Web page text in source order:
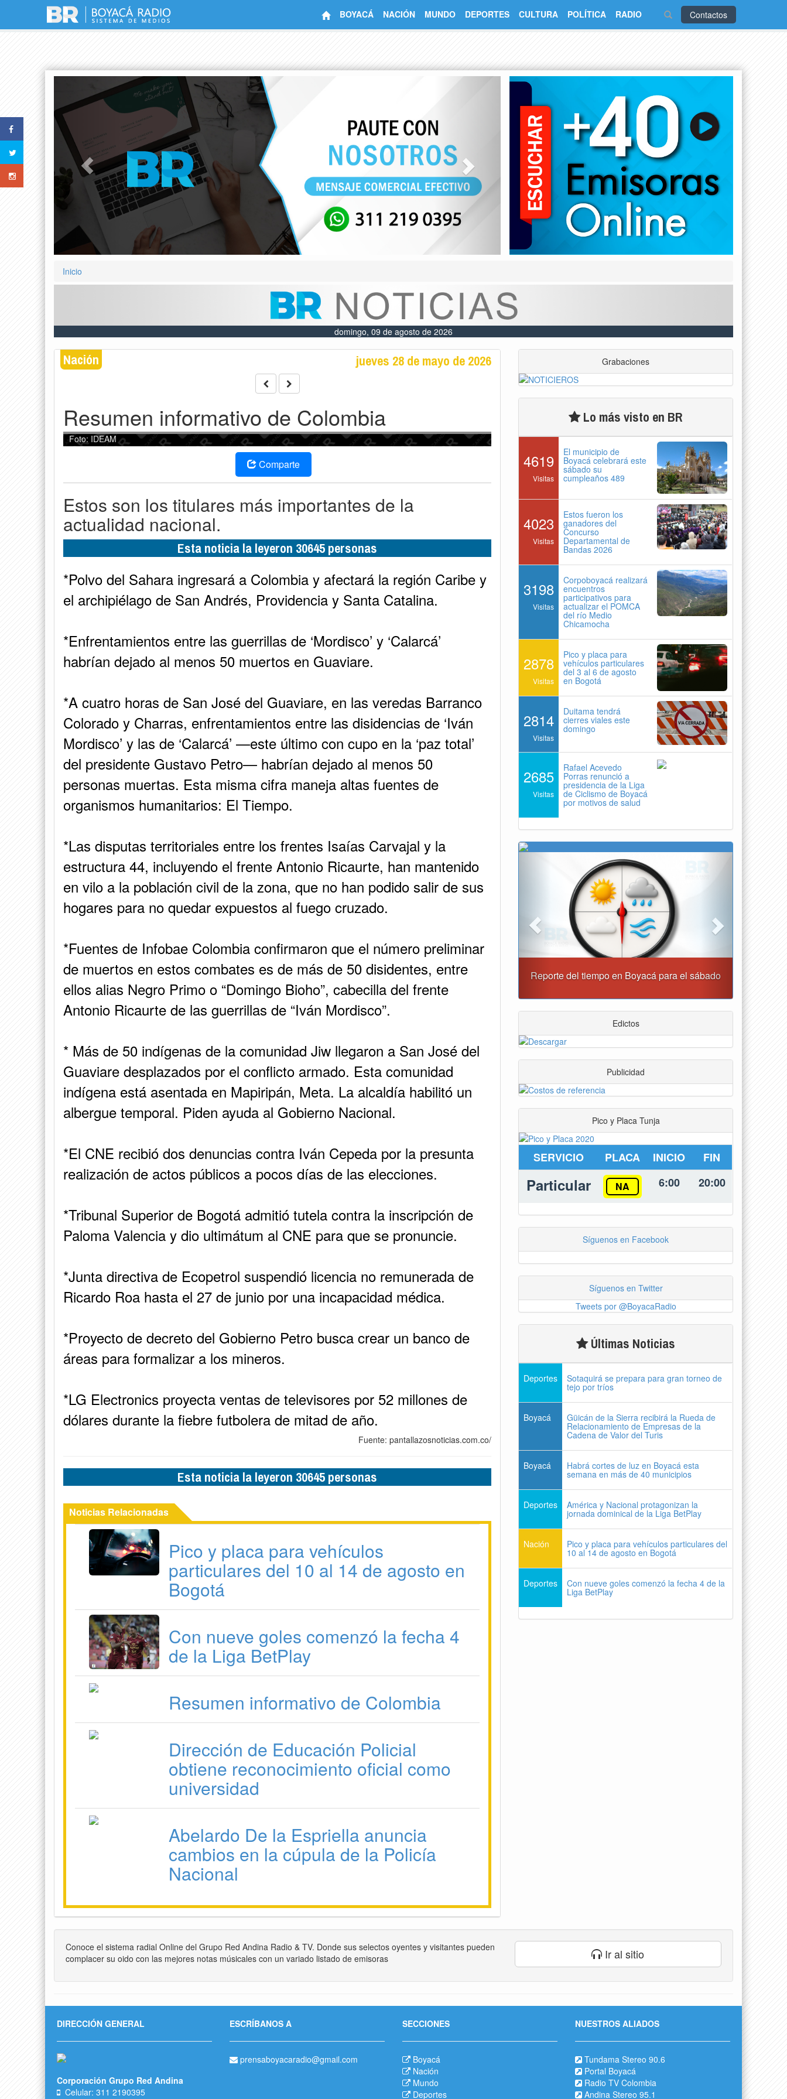
Contactos
BOYACÁ NACIÓN MUNDO DEPORTES CULTURA POLÍTICA RADIO
Previous
Inicio
domingo, 09 de agosto de 2026
Nación jueves 28 de mayo de 2026
Resumen informativo de Colombia
Foto: IDEAM
Comparte
Estos son los titulares más importantes de la
actualidad nacional.
Esta noticia la leyeron 30645 personas
*Polvo del Sahara ingresará a Colombia y afectará la región Caribe y
el archipiélago de San Andrés, Providencia y Santa Catalina.
*Enfrentamientos entre las guerrillas de ‘Mordisco’ y ‘Calarcá’
habrían dejado al menos 50 muertos en Guaviare.
*A cuatro horas de San José del Guaviare, en las veredas Barranco
Colorado y Charras, enfrentamientos entre las disidencias de ‘Iván
Mordisco’ y las de ‘Calarcá’ —este último con cupo en la ‘paz total’
del presidente Gustavo Petro— habrían dejado al menos 50
personas muertas. Esta misma cifra maneja altas fuentes de
organismos humanitarios: El Tiempo.
*Las disputas territoriales entre los frentes Isaías Carvajal y la
estructura 44, incluyendo el frente Antonio Ricaurte, han mantenido
en vilo a la población civil de la zona, que no han podido salir de sus
hogares para no quedar expuestos al fuego cruzado.
*Fuentes de Infobae Colombia confirmaron que el número preliminar
de muertos en estos combates es de más de 50 disidentes, entre
ellos alias Negro Primo o “Domingo Bioho”, cabecilla del frente
Antonio Ricaurte de las guerrillas de “Iván Mordisco”.
* Más de 50 indígenas de la comunidad Jiw llegaron a San José del
Guaviare desplazados por el conflicto armado. Esta comunidad
indígena está asentada en Mapiripán, Meta. La alcaldía habilitó un
albergue temporal. Piden ayuda al Gobierno Nacional.
*El CNE recibió dos denuncias contra Iván Cepeda por la presunta
realización de actos públicos a pocos días de las elecciones.
*Tribunal Superior de Bogotá admitió tutela contra la inscripción de
Paloma Valencia y dio ultimátum al CNE para que se pronuncie.
*Junta directiva de Ecopetrol suspendió licencia no remunerada de
Ricardo Roa hasta el 27 de junio por una incapacidad médica.
*Proyecto de decreto del Gobierno Petro busca crear un banco de
áreas para formalizar a los mineros.
*LG Electronics proyecta ventas de televisores por 52 millones de
dólares durante la fiebre futbolera de mitad de año.
Fuente: pantallazosnoticias.com.co/
Esta noticia la leyeron 30645 personas
Noticias Relacionadas
Pico y placa para vehículos
particulares del 10 al 14 de agosto en
Bogotá
Con nueve goles comenzó la fecha 4
de la Liga BetPlay
Resumen informativo de Colombia
Dirección de Educación Policial
obtiene reconocimiento oficial como
universidad
Abelardo De la Espriella anuncia
cambios en la cúpula de la Policía
Nacional
Grabaciones
Lo más visto en BR
4619
Visitas
El municipio de
Boyacá celebrará este
sábado su
cumpleaños 489
4023
Visitas
Estos fueron los
ganadores del
Concurso
Departamental de
Bandas 2026
3198
Visitas
Corpoboyacá realizará
encuentros
participativos para
actualizar el POMCA
del río Medio
Chicamocha
2878
Visitas
Pico y placa para
vehículos particulares
del 3 al 6 de agosto
en Bogotá
2814
Visitas
Duitama tendrá
cierres viales este
domingo
2685
Visitas
Rafael Acevedo
Porras renunció a
presidencia de la Liga
de Ciclismo de Boyacá
por motivos de salud
Reporte del tiempo en Boyacá para el sábado
Alcaldía de Tunja y Gobernación de Boyacá
Moniquirá
Edictos
Publicidad
Pico y Placa Tunja
SERVICIO PLACA INICIO FIN
Particular NA 6:00 20:00
Síguenos en Facebook
Síguenos en Twitter
Tweets por @BoyacaRadio
Últimas Noticias
Deportes Sotaquirá se prepara para gran torneo de
tejo por tríos
Boyacá Güicán de la Sierra recibirá la Rueda de
Relacionamiento de Empresas de la
Cadena de Valor del Turis
Boyacá Habrá cortes de luz en Boyacá esta
semana en más de 40 municipios
Deportes América y Nacional protagonizan la
jornada dominical de la Liga BetPlay
Nación Pico y placa para vehículos particulares del
10 al 14 de agosto en Bogotá
Deportes Con nueve goles comenzó la fecha 4 de la
Liga BetPlay
Conoce el sistema radial Online del Grupo Red Andina Radio & TV. Donde sus selectos oyentes y visitantes pueden
complacer su oido con las mejores notas músicales con un variado listado de emisoras
Ir al sitio
DIRECCIÓN GENERAL
Corporación Grupo Red Andina
Celular: 311 2190395
ESCRÍBANOS A
prensaboyacaradio@gmail.com
SECCIONES
Boyacá
Nación
Mundo
Deportes
NUESTROS ALIADOS
Tundama Stereo 90.6
Portal Boyacá
Radio TV Colombia
Andina Stereo 95.1